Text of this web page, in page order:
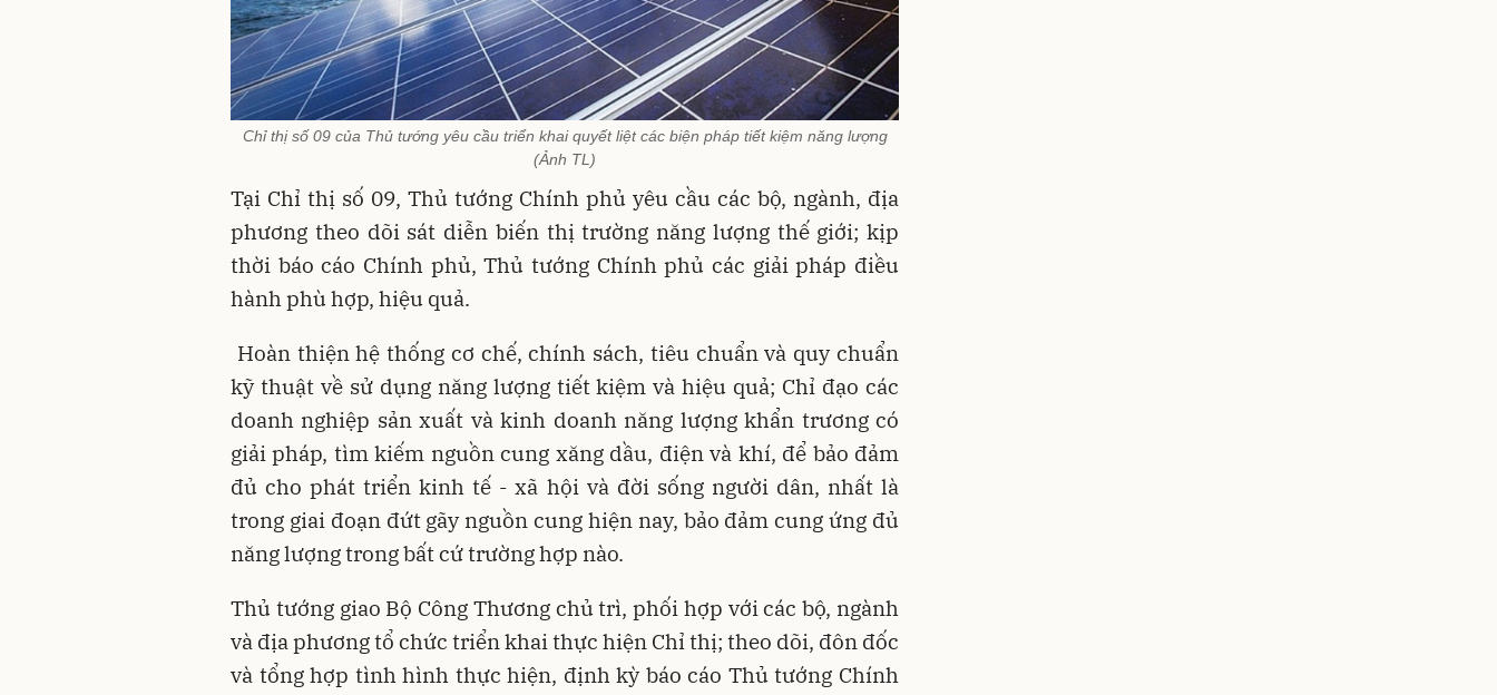
Chỉ thị số 09 của Thủ tướng yêu cầu triển khai quyết liệt các biện pháp tiết kiệm năng lượng
(Ảnh TL)
Tại Chỉ thị số 09, Thủ tướng Chính phủ yêu cầu các bộ, ngành, địa
phương theo dõi sát diễn biến thị trường năng lượng thế giới; kịp
thời báo cáo Chính phủ, Thủ tướng Chính phủ các giải pháp điều
hành phù hợp, hiệu quả.
Hoàn thiện hệ thống cơ chế, chính sách, tiêu chuẩn và quy chuẩn
kỹ thuật về sử dụng năng lượng tiết kiệm và hiệu quả; Chỉ đạo các
doanh nghiệp sản xuất và kinh doanh năng lượng khẩn trương có
giải pháp, tìm kiếm nguồn cung xăng dầu, điện và khí, để bảo đảm
đủ cho phát triển kinh tế - xã hội và đời sống người dân, nhất là
trong giai đoạn đứt gãy nguồn cung hiện nay, bảo đảm cung ứng đủ
năng lượng trong bất cứ trường hợp nào.
Thủ tướng giao Bộ Công Thương chủ trì, phối hợp với các bộ, ngành
và địa phương tổ chức triển khai thực hiện Chỉ thị; theo dõi, đôn đốc
và tổng hợp tình hình thực hiện, định kỳ báo cáo Thủ tướng Chính